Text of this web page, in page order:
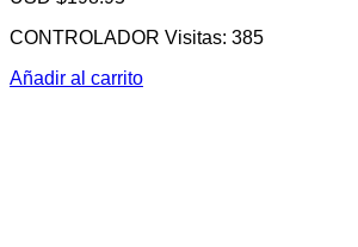
CONTROLADOR Visitas: 385
Añadir al carrito